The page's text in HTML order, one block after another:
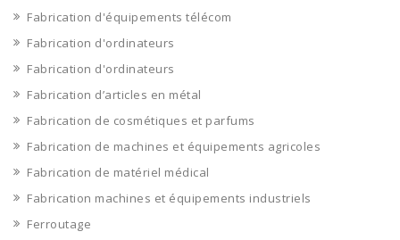
Fabrication d'équipements télécom
Fabrication d'ordinateurs
Fabrication d'ordinateurs
Fabrication d’articles en métal
Fabrication de cosmétiques et parfums
Fabrication de machines et équipements agricoles
Fabrication de matériel médical
Fabrication machines et équipements industriels
Ferroutage